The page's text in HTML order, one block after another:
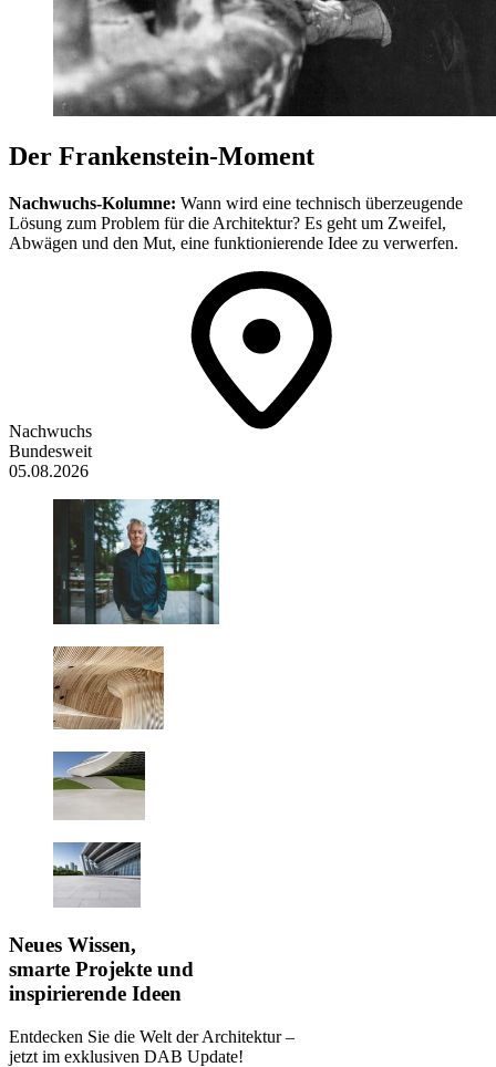
Der Frankenstein-Moment
Nachwuchs-Kolumne: Wann wird eine technisch überzeugende
Lösung zum Problem für die Architektur? Es geht um Zweifel,
Abwägen und den Mut, eine funktionierende Idee zu verwerfen.
Nachwuchs
Bundesweit
05.08.2026
Neues Wissen,
smarte Projekte und
inspirierende Ideen
Entdecken Sie die Welt der Architektur –
jetzt im exklusiven DAB Update!